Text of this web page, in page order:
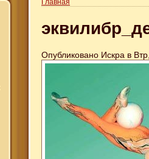
Главная
Опубликовано Искра в